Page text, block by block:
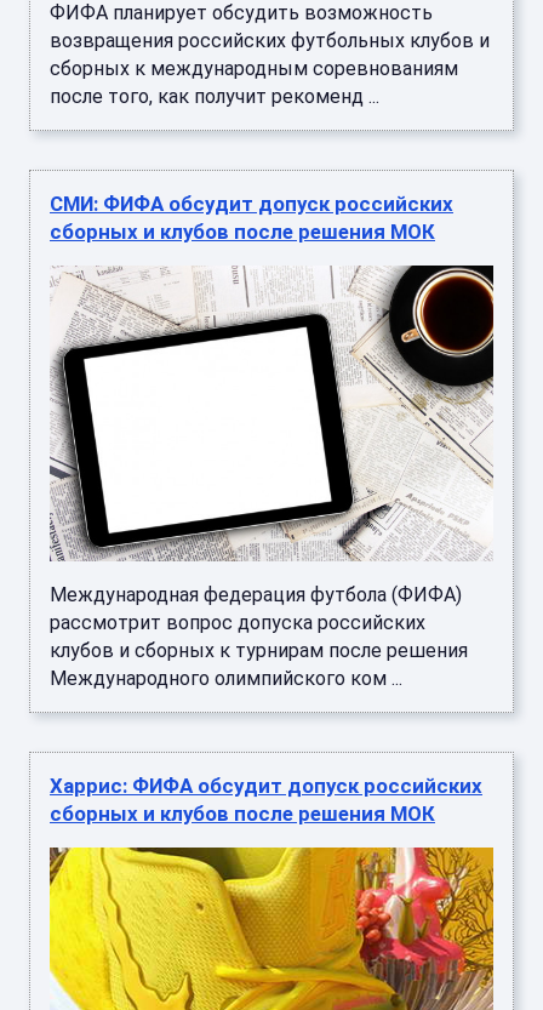
ФИФА планирует обсудить возможность
возвращения российских футбольных клубов и
сборных к международным соревнованиям
после того, как получит рекоменд ...
СМИ: ФИФА обсудит допуск российских
сборных и клубов после решения МОК
Международная федерация футбола (ФИФА)
рассмотрит вопрос допуска российских
клубов и сборных к турнирам после решения
Международного олимпийского ком ...
Харрис: ФИФА обсудит допуск российских
сборных и клубов после решения МОК